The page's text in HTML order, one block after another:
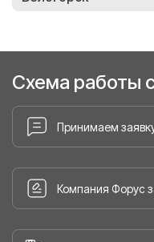
Схема работы
Принимаем
Компания Форус